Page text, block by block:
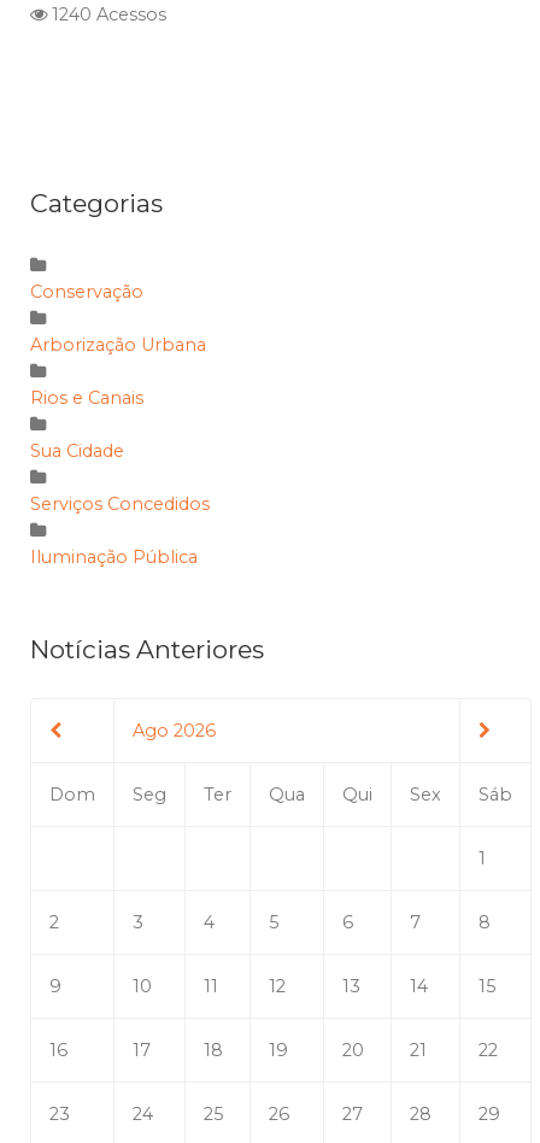
1240 Acessos
Categorias
Conservação
Arborização Urbana
Rios e Canais
Sua Cidade
Serviços Concedidos
Iluminação Pública
Notícias Anteriores
Ago 2026
Dom Seg Ter Qua Qui Sex Sáb
1
2 3 4 5 6 7 8
9 10 11 12 13 14 15
16 17 18 19 20 21 22
23 24 25 26 27 28 29